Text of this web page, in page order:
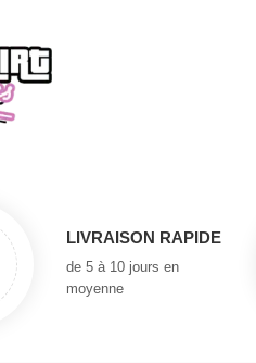
LIVRAISON RAPIDE
de 5 à 10 jours en
moyenne